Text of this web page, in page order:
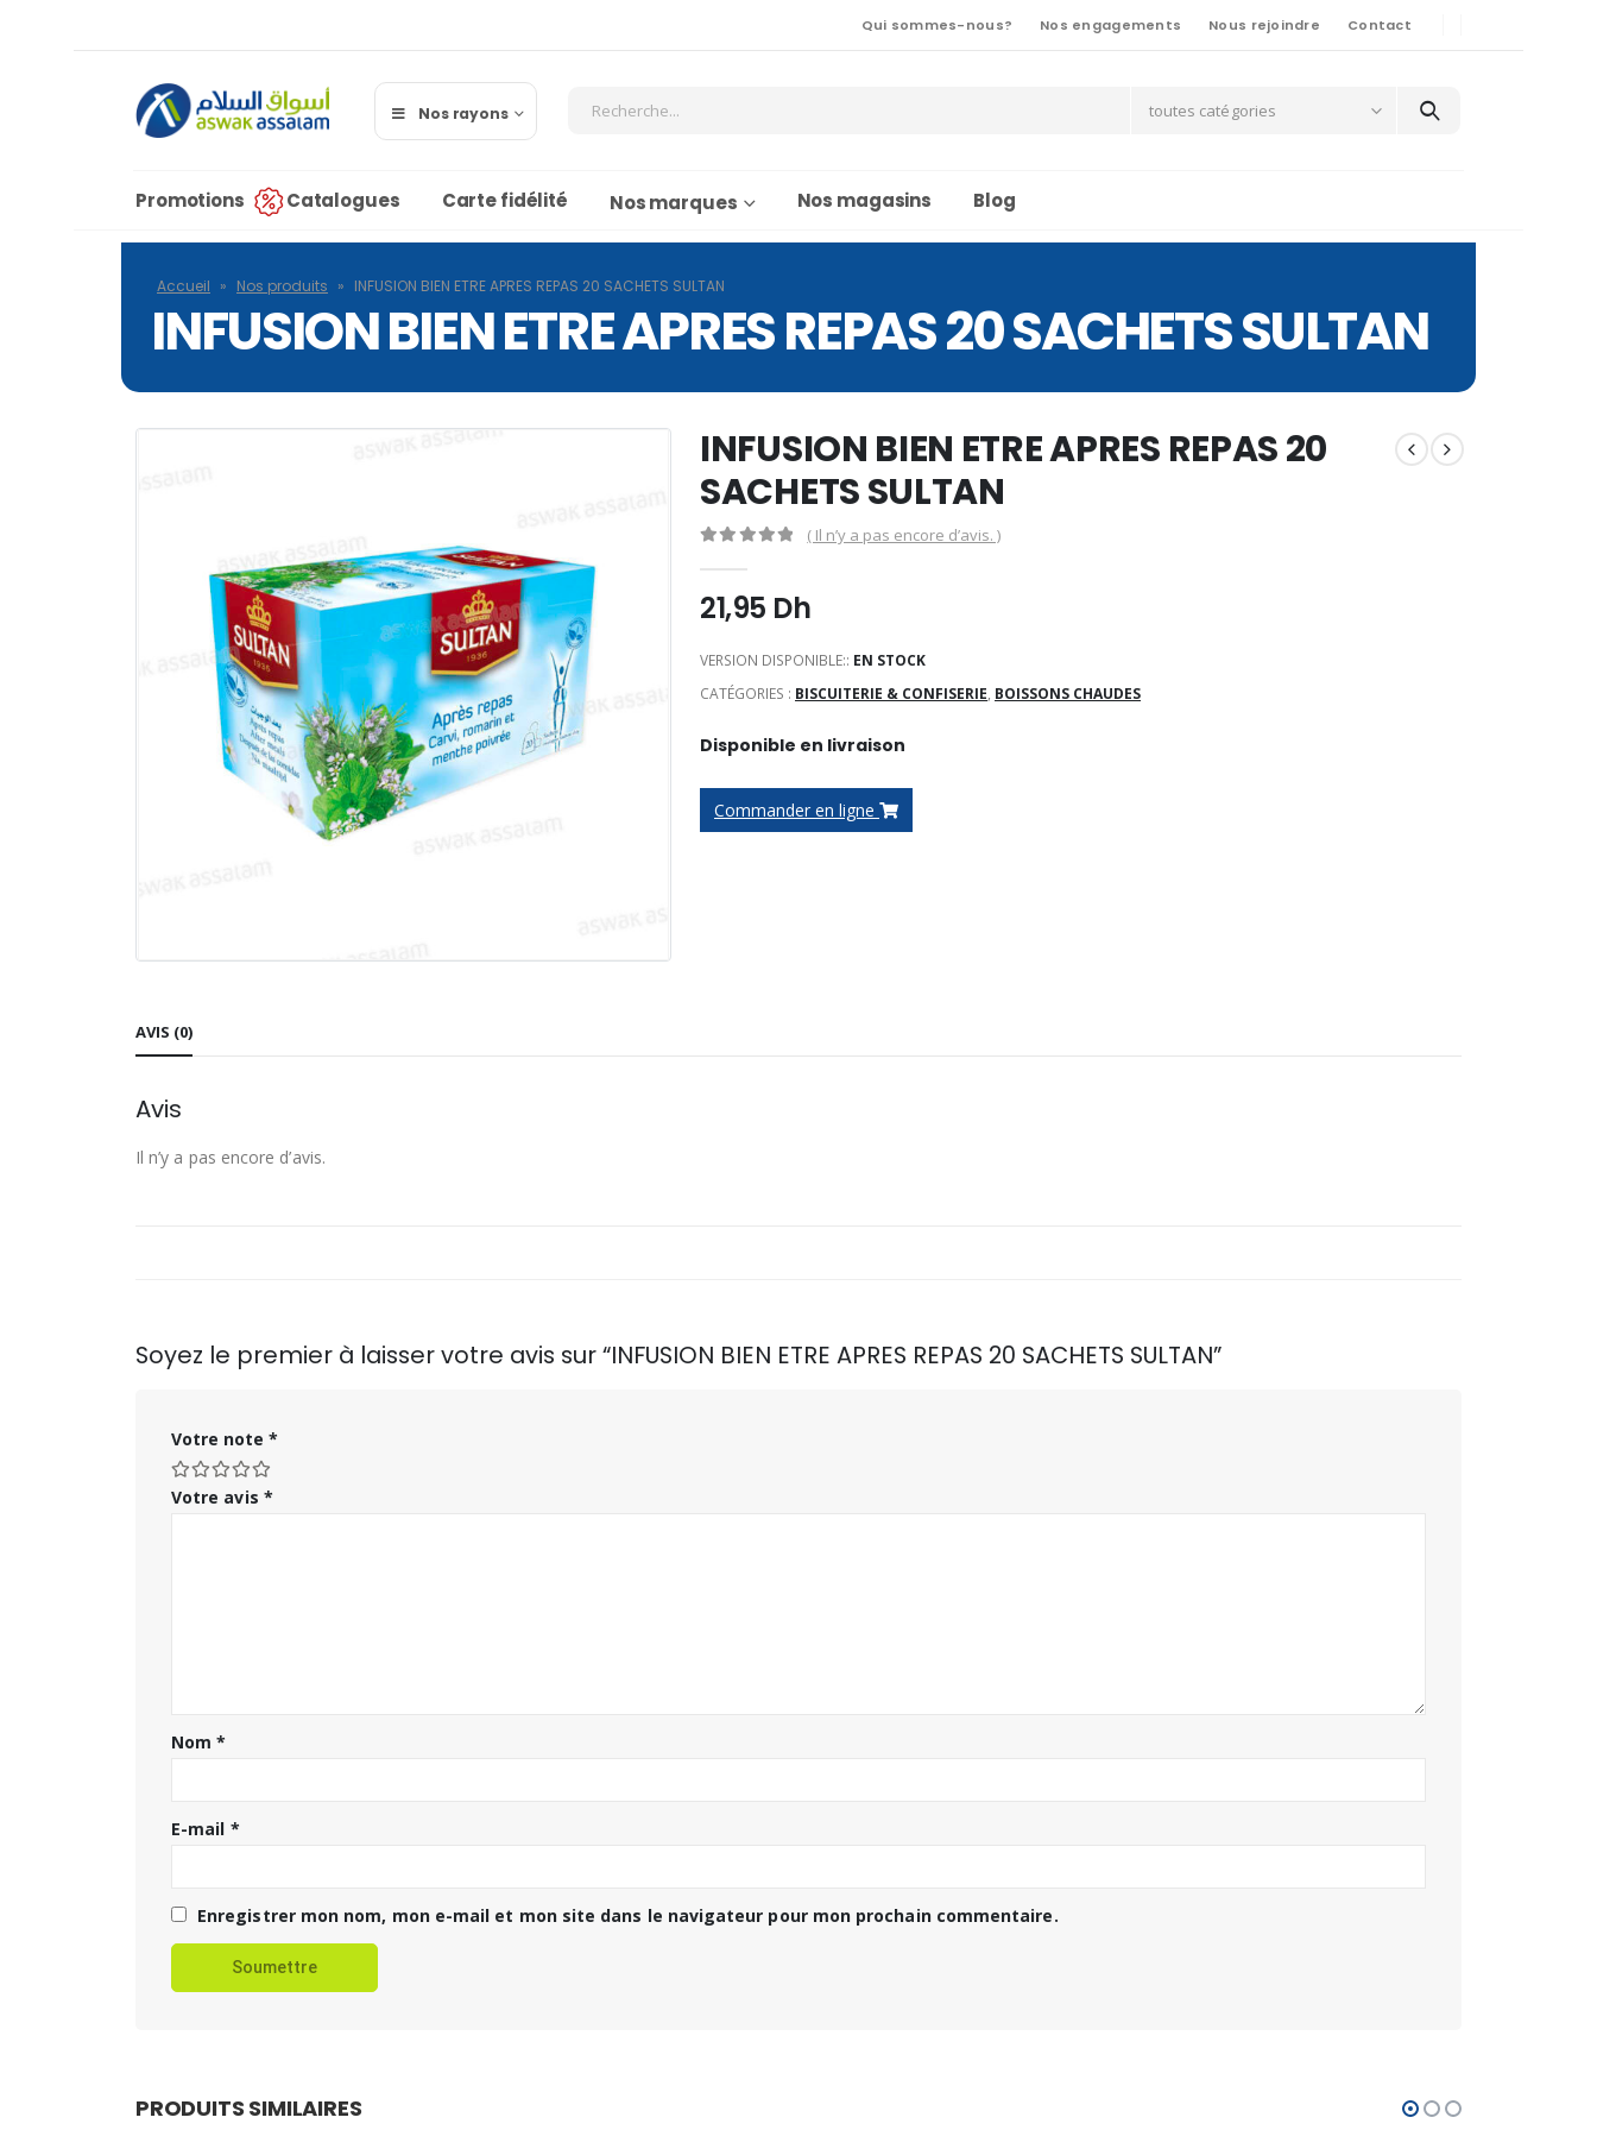
Qui sommes-nous? Nos engagements Nous rejoindre Contact
Nos rayons toutes catégories
Promotions Catalogues Carte fidélité Nos marques Nos magasins Blog
Accueil » Nos produits » INFUSION BIEN ETRE APRES REPAS 20 SACHETS SULTAN
INFUSION BIEN ETRE APRES REPAS 20 SACHETS SULTAN
INFUSION BIEN ETRE APRES REPAS 20
SACHETS SULTAN
( Il n’y a pas encore d’avis. )
21,95 Dh
VERSION DISPONIBLE:: EN STOCK
CATÉGORIES : BISCUITERIE & CONFISERIE, BOISSONS CHAUDES
Disponible en livraison
Commander en ligne
AVIS (0)
Avis
Il n’y a pas encore d’avis.
Soyez le premier à laisser votre avis sur “INFUSION BIEN ETRE APRES REPAS 20 SACHETS SULTAN”
Votre note *
Votre avis *
Nom*
E-mail *
Enregistrer mon nom, mon e-mail et mon site dans le navigateur pour mon prochain commentaire.
PRODUITS SIMILAIRES